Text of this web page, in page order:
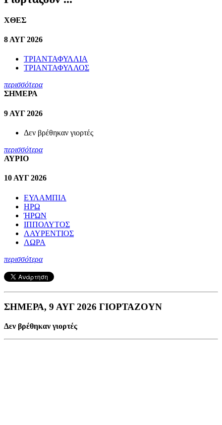
ΧΘΕΣ
8 ΑΥΓ 2026
ΤΡΙΑΝΤΑΦΥΛΛΙΑ
ΤΡΙΑΝΤΑΦΥΛΛΟΣ
περισσότερα
ΣΗΜΕΡΑ
9 ΑΥΓ 2026
Δεν βρέθηκαν γιορτές
περισσότερα
ΑΥΡΙΟ
10 ΑΥΓ 2026
ΕΥΛΑΜΠΙΑ
ΗΡΩ
ΉΡΩΝ
ΙΠΠΟΛΥΤΟΣ
ΛΑΥΡΕΝΤΙΟΣ
ΛΩΡΑ
περισσότερα
ΣΗΜΕΡΑ, 9 ΑΥΓ 2026 ΓΙΟΡΤΑΖΟΥΝ
Δεν βρέθηκαν γιορτές